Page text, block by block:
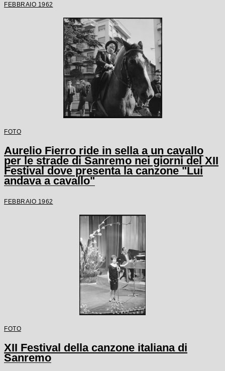
FEBBRAIO 1962
FOTO
Aurelio Fierro ride in sella a un cavallo
per le strade di Sanremo nei giorni del XII
Festival dove presenta la canzone "Lui
andava a cavallo"
FEBBRAIO 1962
FOTO
XII Festival della canzone italiana di
Sanremo